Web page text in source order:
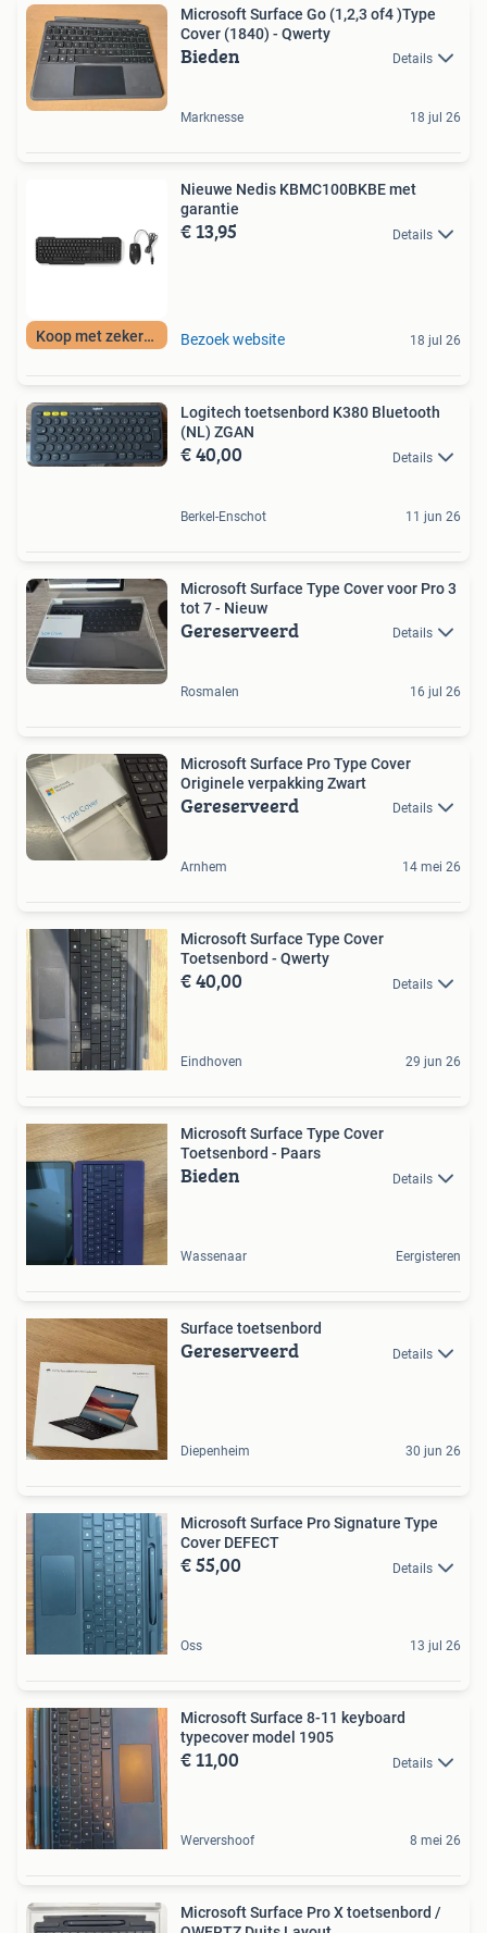
Microsoft Surface Go (1,2,3 of4 )Type
Cover (1840) - Qwerty
Bieden Details
Marknesse 18 jul 26
Koop met zekerheid
Nieuwe Nedis KBMC100BKBE met
garantie
€ 13,95 Details
Bezoek website 18 jul 26
Logitech toetsenbord K380 Bluetooth
(NL) ZGAN
€ 40,00 Details
Berkel-Enschot 11 jun 26
Microsoft Surface Type Cover voor Pro 3
tot 7 - Nieuw
Gereserveerd Details
Rosmalen 16 jul 26
Microsoft Surface Pro Type Cover
Originele verpakking Zwart
Gereserveerd Details
Arnhem 14 mei 26
Microsoft Surface Type Cover
Toetsenbord - Qwerty
€ 40,00 Details
Eindhoven 29 jun 26
Microsoft Surface Type Cover
Toetsenbord - Paars
Bieden Details
Wassenaar Eergisteren
Surface toetsenbord
Gereserveerd Details
Diepenheim 30 jun 26
Microsoft Surface Pro Signature Type
Cover DEFECT
€ 55,00 Details
Oss 13 jul 26
Microsoft Surface 8-11 keyboard
typecover model 1905
€ 11,00 Details
Wervershoof 8 mei 26
Microsoft Surface Pro X toetsenbord /